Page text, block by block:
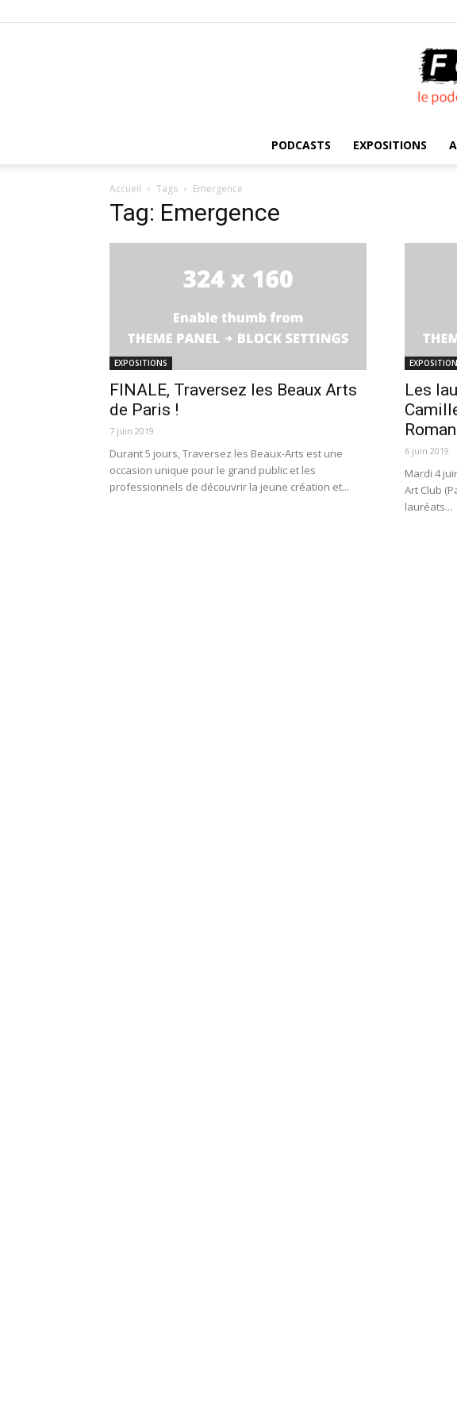
PODCASTS EXPOSITIONS
Accueil Tags Emergence
Tag: Emergence
EXPOSITIONS
FINALE, Traversez les Beaux Arts
de Paris !
7 juin 2019
Durant 5 jours, Traversez les Beaux-Arts est une
occasion unique pour le grand public et les
professionnels de découvrir la jeune création et...
Les
6 juin 2019
Mardi 4
Art Club
lauréats...